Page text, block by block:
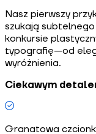
Nasz pierwszy
szukają
konkursie
typografię—od
wyróżnienia.
Ciekawym
Granatowa